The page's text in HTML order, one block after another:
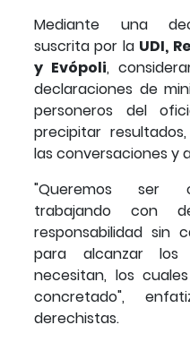
Mediante una
suscrita por la UDI,
y Evópoli,
declaraciones de
personeros del
precipitar
las conversaciones y
"Queremos ser
trabajando con
responsabilidad sin
para alcanzar
necesitan, los
concretado",
derechistas.